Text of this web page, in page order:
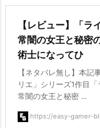
【レビュー】「ラ
常闇の女王と秘密
術士になってひ
【ネタバレ無し】本記
リエ」シリーズ1作目
常闇の女王と秘密 ...
https://easy-gamer-